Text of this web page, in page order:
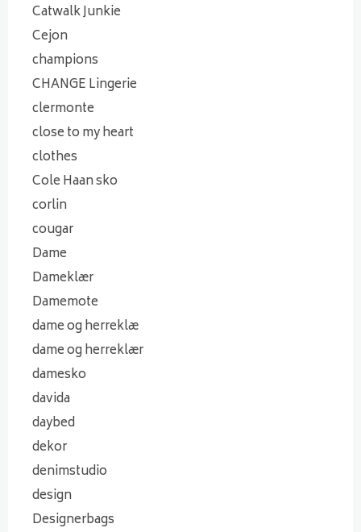
Catwalk Junkie
Cejon
champions
CHANGE Lingerie
clermonte
close to my heart
clothes
Cole Haan sko
corlin
cougar
Dame
Dameklær
Damemote
dame og herreklæ
dame og herreklær
damesko
davida
daybed
dekor
denimstudio
design
Designerbags